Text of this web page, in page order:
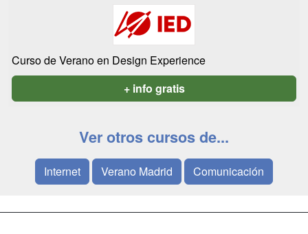
Curso de Verano en Design Experience
+ info gratis
Ver otros cursos de...
Internet Verano Madrid Comunicación